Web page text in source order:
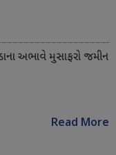
અભાવે મુસાફરો જમીન
Read More